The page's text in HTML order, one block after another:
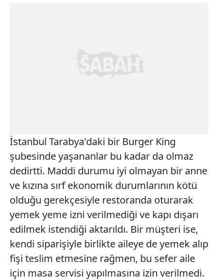
İstanbul Tarabya'daki bir Burger King
şubesinde yaşananlar bu kadar da olmaz
dedirtti. Maddi durumu iyi olmayan bir anne
ve kızına sırf ekonomik durumlarının kötü
olduğu gerekçesiyle restoranda oturarak
yemek yeme izni verilmediği ve kapı dışarı
edilmek istendiği aktarıldı. Bir müşteri ise,
kendi siparişiyle birlikte aileye de yemek alıp
fişi teslim etmesine rağmen, bu sefer aile
için masa servisi yapılmasına izin verilmedi.